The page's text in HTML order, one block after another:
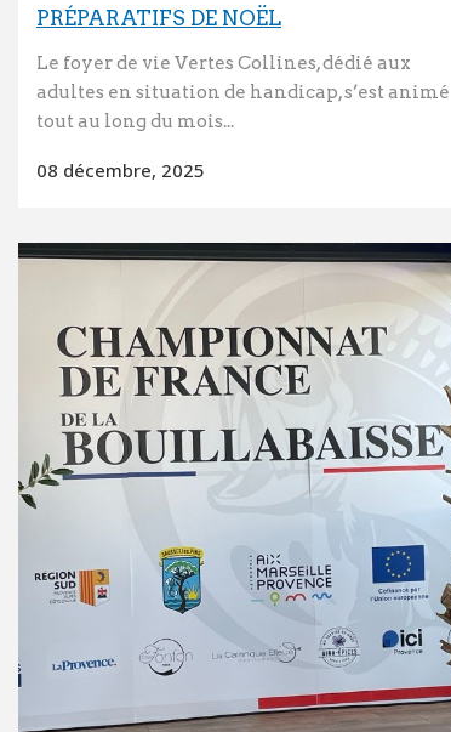
PRÉPARATIFS DE NOËL
Le foyer de vie Vertes Collines, dédié aux
adultes en situation de handicap, s’est animé
tout au long du mois...
08 décembre, 2025